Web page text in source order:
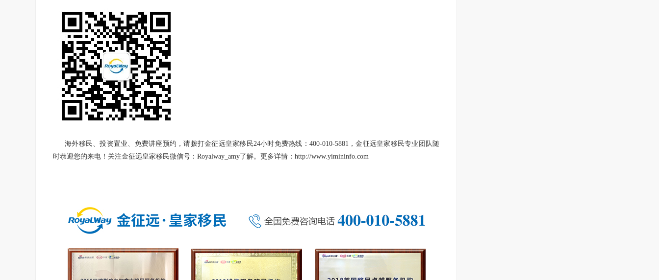
海外移民、投资置业、免费讲座预约，请拨打金征远皇家移民24小时免费热线：400-010-5881，金征远皇家移民专业团队随
时恭迎您的来电！关注金征远皇家移民微信号： Royalway_amy了解。更多详情：http://www.yimininfo.com